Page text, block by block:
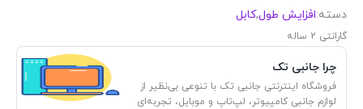
دسته:افزایش طول,کابل
گارانتی 2 ساله
چرا جانبی تک
فروشگاه اینترنتی جانبی تک با تنوعی بی‌نظیر از
لوازم جانبی کامپیوتر، لپ‌تاپ و موبایل، تجربه‌ای